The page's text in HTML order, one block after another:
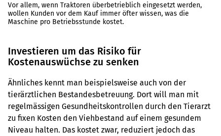
Vor allem, wenn Traktoren überbetrieblich eingesetzt werden,
wollen Kunden vor dem Kauf immer öfter wissen, was die
Maschine pro Betriebsstunde kostet.
Investieren um das Risiko für
Kostenauswüchse zu senken
Ähnliches kennt man beispielsweise auch von der
tierärztlichen Bestandesbetreuung. Dort will man mit
regelmässigen Gesundheitskontrollen durch den Tierarzt
zu fixen Kosten den Viehbestand auf einem gesundem
Niveau halten. Das kostet zwar, reduziert jedoch das